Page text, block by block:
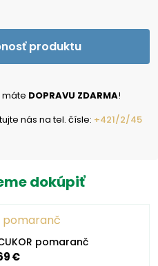
produktu
máte DOPRAVU ZDARMA!
nás na tel. čísle: +421/2/45
dokúpiť
pomaranč
€